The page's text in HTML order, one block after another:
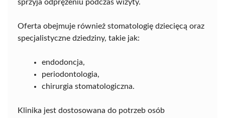
sprzyja odprężeniu podczas wizyty.
Oferta obejmuje również stomatologię dziecięcą oraz
specjalistyczne dziedziny, takie jak:
endodoncja,
periodontologia,
chirurgia stomatologiczna.
Klinika jest dostosowana do potrzeb osób